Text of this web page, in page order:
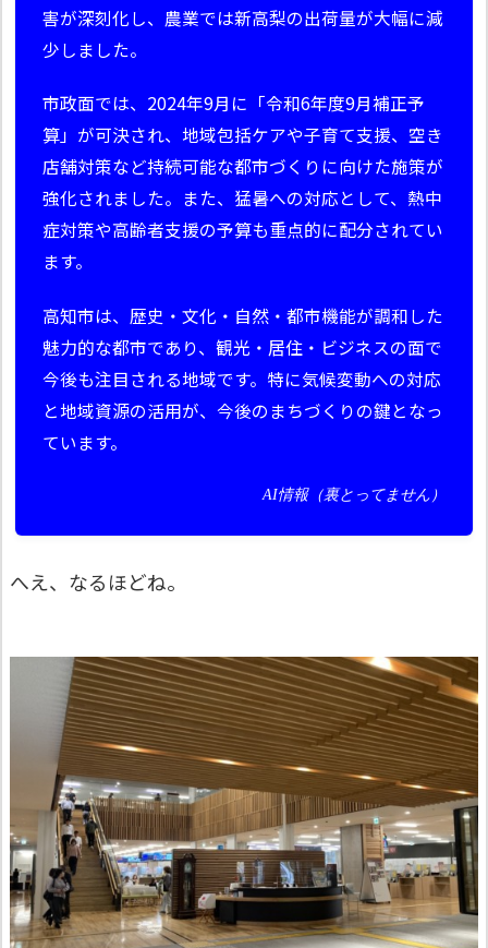
害が深刻化し、農業では新高梨の出荷量が大幅に減
少しました。
市政面では、2024年9月に「令和6年度9月補正予
算」が可決され、地域包括ケアや子育て支援、空き
店舗対策など持続可能な都市づくりに向けた施策が
強化されました。また、猛暑への対応として、熱中
症対策や高齢者支援の予算も重点的に配分されてい
ます。
高知市は、歴史・文化・自然・都市機能が調和した
魅力的な都市であり、観光・居住・ビジネスの面で
今後も注目される地域です。特に気候変動への対応
と地域資源の活用が、今後のまちづくりの鍵となっ
ています。
AI情報（裏とってません）
へえ、なるほどね。